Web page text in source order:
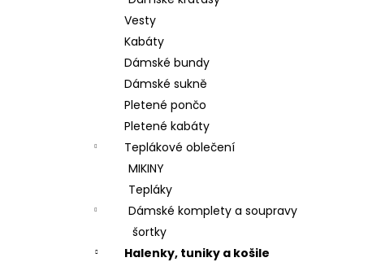
Vesty
Kabáty
Dámské bundy
Dámské sukně
Pletené pončo
Pletené kabáty
Teplákové oblečení
MIKINY
Tepláky
Dámské komplety a soupravy
šortky
Halenky, tuniky a košile
BAVLNĚNÉ KALHOTY ALADDIN LEHKÉ A
VZDUŠNÉ K9700
499 Kč